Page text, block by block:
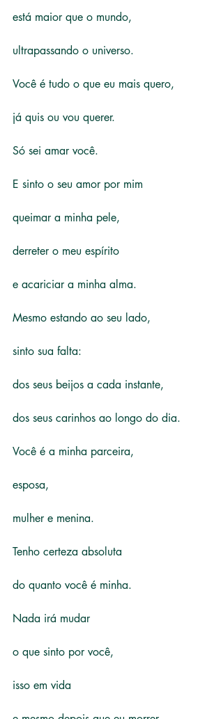
está maior que o mundo,
ultrapassando o universo.
Você é tudo o que eu mais quero,
já quis ou vou querer.
Só sei amar você.
E sinto o seu amor por mim
queimar a minha pele,
derreter o meu espírito
e acariciar a minha alma.
Mesmo estando ao seu lado,
sinto sua falta:
dos seus beijos a cada instante,
dos seus carinhos ao longo do dia.
Você é a minha parceira,
esposa,
mulher e menina.
Tenho certeza absoluta
do quanto você é minha.
Nada irá mudar
o que sinto por você,
isso em vida